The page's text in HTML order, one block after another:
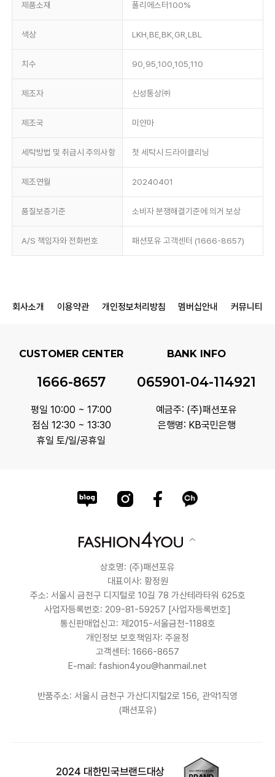
제품소재 폴리에스터100%
색상 LKH,BE,BK,GR,LBL
치수 90,95,100,105,110
제조자 신성통상㈜
제조국 미얀마
세탁방법 및 취급시 주의사항 첫 세탁시 드라이클리닝
제조연월 20240401
품질보증기준 소비자 분쟁해결기준에 의거 보상
A/S 책임자와 전화번호 패션포유 고객센터 (1666-8657)
회사소개 이용약관 개인정보처리방침 멤버십안내 커뮤니티
CUSTOMER CENTER
1666-8657
평일 10:00 ~ 17:00
점심 12:30 ~ 13:30
휴일 토/일/공휴일
BANK INFO
065901-04-114921
예금주: (주)패션포유
은행명: KB국민은행
상호명: (주)패션포유
대표이사: 황정원
주소: 서울시 금천구 디지털로 10길 78 가산테라타워 625호
사업자등록번호: 209-81-59257 [사업자등록번호]
통신판매업신고: 제2015-서울금천-1188호
개인정보 보호책임자: 주윤정
고객센터: 1666-8657
E-mail: fashion4you@hanmail.net
반품주소: 서울시 금천구 가산디지털2로 156, 관악1직영
(패션포유)